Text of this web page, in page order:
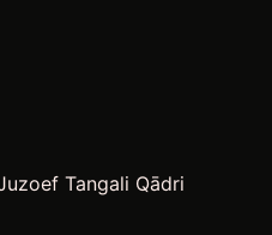
Tangali Qādri